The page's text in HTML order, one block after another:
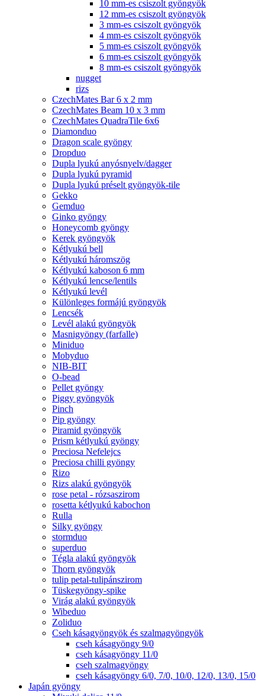
10 mm-es csiszolt gyöngyök
12 mm-es csiszolt gyöngyök
3 mm-es csiszolt gyöngyök
4 mm-es csiszolt gyöngyök
5 mm-es csiszolt gyöngyök
6 mm-es csiszolt gyöngyök
8 mm-es csiszolt gyöngyök
nugget
rizs
CzechMates Bar 6 x 2 mm
CzechMates Beam 10 x 3 mm
CzechMates QuadraTile 6x6
Diamonduo
Dragon scale gyöngy
Dropduo
Dupla lyukú anyósnyelv/dagger
Dupla lyukú pyramid
Dupla lyukú préselt gyöngyök-tile
Gekko
Gemduo
Ginko gyöngy
Honeycomb gyöngy
Kerek gyöngyök
Kétlyukú bell
Kétlyukú háromszög
Kétlyukú kaboson 6 mm
Kétlyukú lencse/lentils
Kétlyukú levél
Különleges formájú gyöngyök
Lencsék
Levél alakú gyöngyök
Masnigyöngy (farfalle)
Miniduo
Mobyduo
NIB-BIT
O-bead
Pellet gyöngy
Piggy gyöngyök
Pinch
Pip gyöngy
Piramid gyöngyök
Prism kétlyukú gyöngy
Preciosa Nefelejcs
Preciosa chilli gyöngy
Rizo
Rizs alakú gyöngyök
rose petal - rózsaszirom
rosetta kétlyukú kabochon
Rulla
Silky gyöngy
stormduo
superduo
Tégla alakú gyöngyök
Thorn gyöngyök
tulip petal-tulipánszirom
Tüskegyöngy-spike
Virág alakú gyöngyök
Wibeduo
Zoliduo
Cseh kásagyöngyök és szalmagyöngyök
cseh kásagyöngy 9/0
cseh kásagyöngy 11/0
cseh szalmagyöngy
cseh kásagyöngy 6/0, 7/0, 10/0, 12/0, 13/0, 15/0
Japán gyöngy